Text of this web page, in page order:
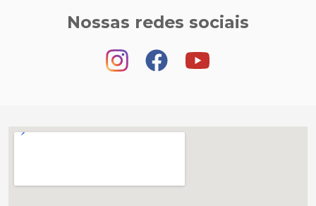
Nossas redes sociais